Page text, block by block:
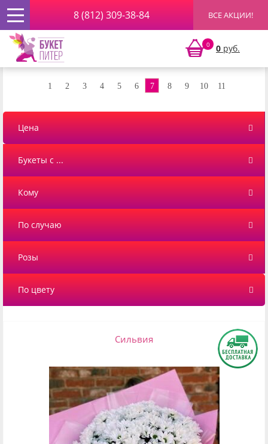
ВСЕ АКЦИИ!
8 (812) 309-38-84
0 0 руб.
Главная » ЛЕТО 2026
ЛЕТО 2026
1 2 3 4 5 6 7 8 9 10 11
Цена
Букеты с ...
Кому
По случаю
Розы
По цвету
Сильвия